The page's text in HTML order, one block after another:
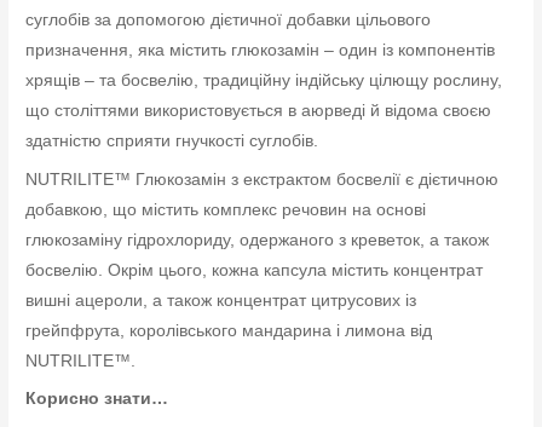
суглобів за допомогою дієтичної добавки цільового
призначення, яка містить глюкозамін – один із компонентів
хрящів – та босвелію, традиційну індійську цілющу рослину,
що століттями використовується в аюрведі й відома своєю
здатністю сприяти гнучкості суглобів.
NUTRILITE™ Глюкозамін з екстрактом босвелії є дієтичною
добавкою, що містить комплекс речовин на основі
глюкозаміну гідрохлориду, одержаного з креветок, а також
босвелію. Окрім цього, кожна капсула містить концентрат
вишні ацероли, а також концентрат цитрусових із
грейпфрута, королівського мандарина і лимона від
NUTRILITE™.
Корисно знати…